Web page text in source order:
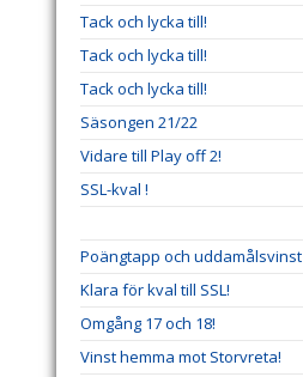
Tack och lycka till!
Tack och lycka till!
Tack och lycka till!
Säsongen 21/22
Vidare till Play off 2!
SSL-kval !
Poängtapp och uddamålsvinst
Klara för kval till SSL!
Omgång 17 och 18!
Vinst hemma mot Storvreta!